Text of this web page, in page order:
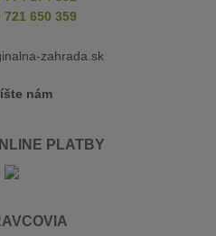
721 650 359
zahrada.sk
nám
PLATBY